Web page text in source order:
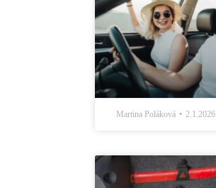
Martina Poláková 2.1.2026